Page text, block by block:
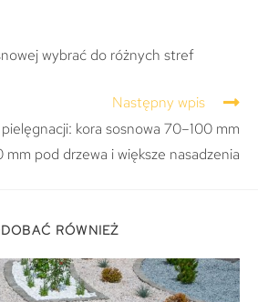
wybrać do różnych stref
Następny wpis
kora sosnowa 70–100 mm
mm pod drzewa i większe nasadzenia
RÓWNIEŻ